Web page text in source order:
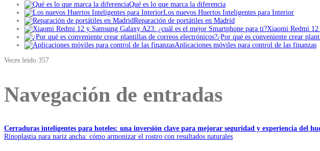
Qué es lo que marca la diferencia
Los nuevos Huertos Inteligentes para Interior
Reparación de portátiles en Madrid
Xiaomi Redmi 12
¿Por qué es conveniente crear
Aplicaciones móviles para control de las finanzas
Veces leido 357
Navegación de entradas
Cerraduras inteligentes para hoteles: una inversión clave para mejorar seguridad y experiencia del
Rinoplastia para nariz ancha: cómo armonizar el rostro con resultados naturales